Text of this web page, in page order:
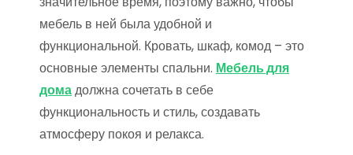
мебель в ней была удобной и
функциональной. Кровать, шкаф, комод – это
основные элементы спальни. Мебель для
домадолжна сочетать в себе
функциональность и стиль, создавать
атмосферу покоя и релакса.